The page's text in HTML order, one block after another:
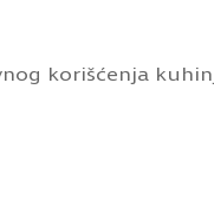
korišćenja